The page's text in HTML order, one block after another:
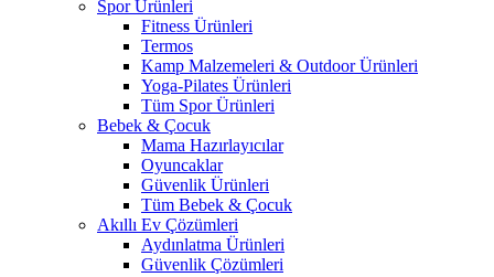
Spor Ürünleri
Fitness Ürünleri
Termos
Kamp Malzemeleri & Outdoor Ürünleri
Yoga-Pilates Ürünleri
Tüm Spor Ürünleri
Bebek & Çocuk
Mama Hazırlayıcılar
Oyuncaklar
Güvenlik Ürünleri
Tüm Bebek & Çocuk
Akıllı Ev Çözümleri
Aydınlatma Ürünleri
Güvenlik Çözümleri